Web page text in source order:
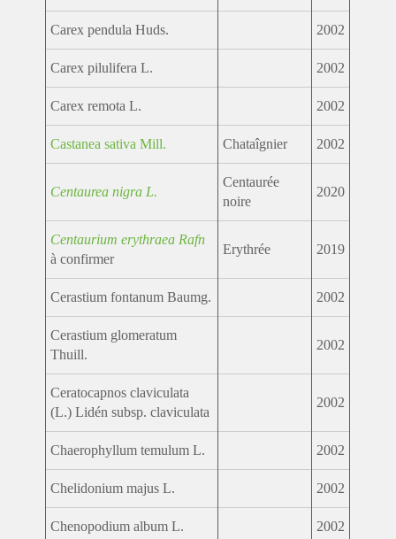
Carex pendula Huds. 2002
Carex pilulifera L. 2002
Carex remota L. 2002
Castanea sativa Mill. Chataîgnier 2002
Centaurea nigra L.
Centaurée
noire
2020
Centaurium erythraea Rafn
à confirmer
Erythrée 2019
Cerastium fontanum Baumg. 2002
Cerastium glomeratum
Thuill.
2002
Ceratocapnos claviculata
(L.) Lidén subsp. claviculata
2002
Chaerophyllum temulum L. 2002
Chelidonium majus L. 2002
Chenopodium album L. 2002